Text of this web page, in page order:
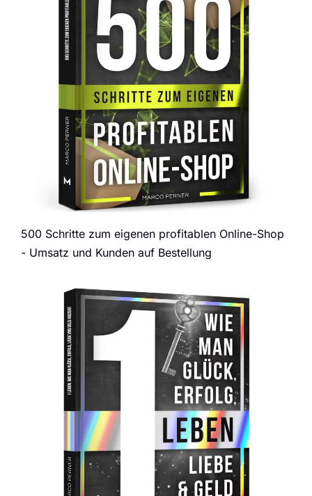
500 Schritte zum eigenen profitablen Online-Shop
- Umsatz und Kunden auf Bestellung